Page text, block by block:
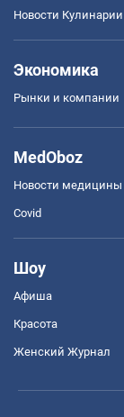
Новости Кулинарии
Экономика
Рынки и компании
MedOboz
Новости медицины
Covid
Шоу
Афиша
Красота
Женский Журнал